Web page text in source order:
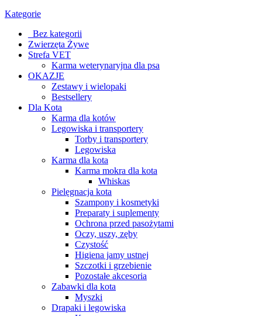
Kategorie
_Bez kategorii
Zwierzęta Żywe
Strefa VET
Karma weterynaryjna dla psa
OKAZJE
Zestawy i wielopaki
Bestsellery
Dla Kota
Karma dla kotów
Legowiska i transportery
Torby i transportery
Legowiska
Karma dla kota
Karma mokra dla kota
Whiskas
Pielęgnacja kota
Szampony i kosmetyki
Preparaty i suplementy
Ochrona przed pasożytami
Oczy, uszy, zęby
Czystość
Higiena jamy ustnej
Szczotki i grzebienie
Pozostałe akcesoria
Zabawki dla kota
Myszki
Drapaki i legowiska